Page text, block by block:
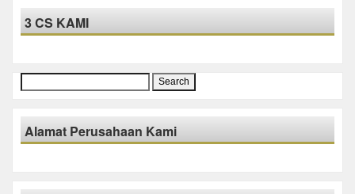
3 CS KAMI
for:
Alamat Perusahaan Kami